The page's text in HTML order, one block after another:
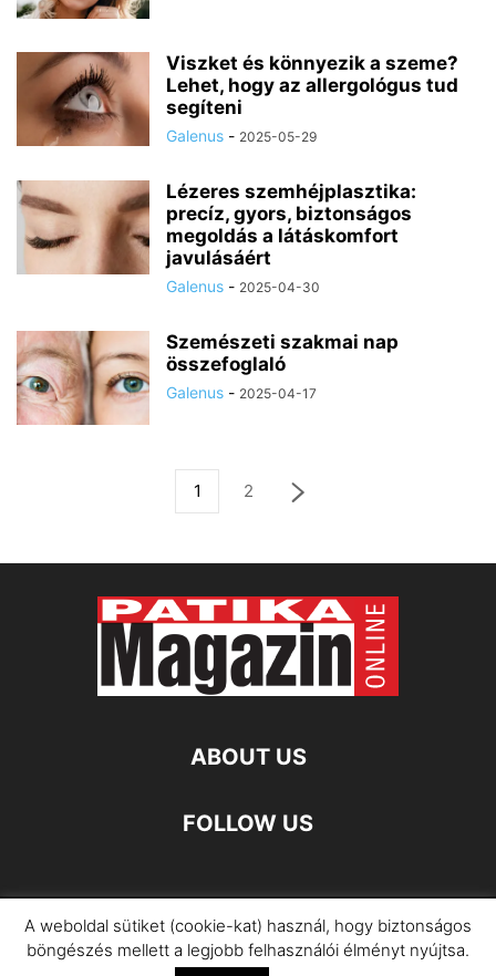
Viszket és könnyezik a szeme?
Lehet, hogy az allergológus tud
segíteni
Galenus - 2025-05-29
Lézeres szemhéjplasztika:
precíz, gyors, biztonságos
megoldás a látáskomfort
javulásáért
Galenus - 2025-04-30
Szemészeti szakmai nap
összefoglaló
Galenus - 2025-04-17
1 2
ABOUT US
FOLLOW US
Impresszum Adatkezelési Információ
A weboldal sütiket (cookie-kat) használ, hogy biztonságos
böngészés mellett a legjobb felhasználói élményt nyújtsa.